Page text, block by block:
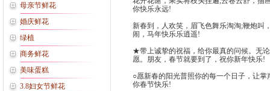
母亲节鲜花
婚庆鲜花
绿植
商务鲜花
美味蛋糕
3.8妇女节鲜花
你快乐永远!
新春到，人欢笑，眉飞色舞乐淘淘;鞭炮叫
闹，马年快乐乐逍遥!
★带上诚挚的祝福，给你最真的问候。无
愿。朋友，春节就要到了，祝你新年快乐!
○愿新春的阳光普照你的每一个日子，让
你春节快乐!